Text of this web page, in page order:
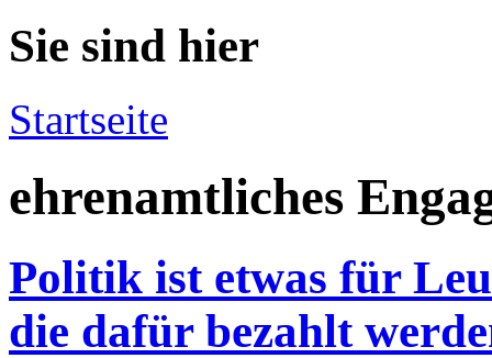
Sie sind hier
Startseite
ehrenamtliches
Politik ist etwas für
die dafür bezahlt